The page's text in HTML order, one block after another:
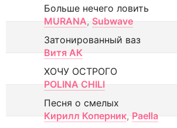
Больше нечего ловить
MURANA, Subwave
Затонированный ваз
Витя АК
ХОЧУ ОСТРОГО
POLINA CHILI
Песня о смелых
Кирилл Коперник, Paella